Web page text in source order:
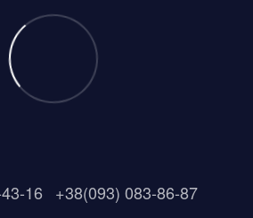
16 +38(093) 083-86-87